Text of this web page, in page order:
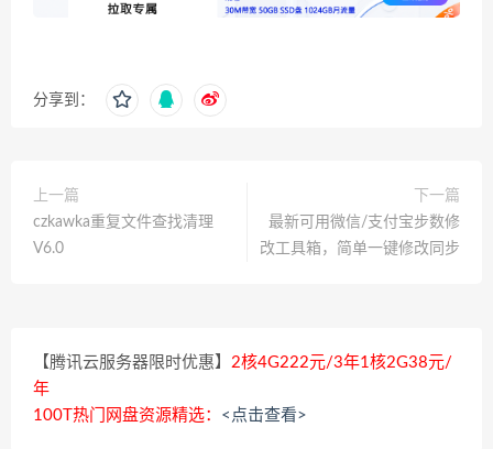
分享到：
上一篇
czkawka重复文件查找清理
V6.0
下一篇
最新可用微信/支付宝步数修
改工具箱，简单一键修改同步
【腾讯云服务器限时优惠】 2核4G222元/3年1核2G38元/
年
100T热门网盘资源精选： <点击查看>